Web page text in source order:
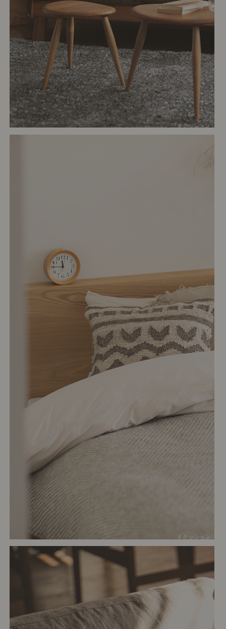
# クッション
# クッション